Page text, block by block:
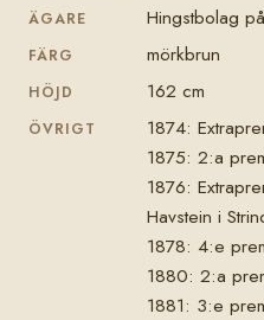
ÄGARE Hingstbolag
FÄRG mörkbrun
HÖJD 162 cm
ÖVRIGT
1874:
1875: 2:a
1876:
Havstein i
1878: 4:e
1880: 2:a
1881: 3:e